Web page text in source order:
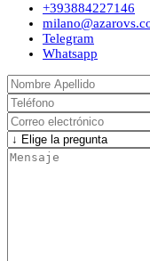
+393884227146
Telegram
Whatsapp